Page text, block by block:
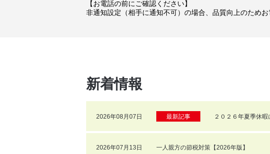
【お電話の前にご確認ください】
非通知設定（相手に通知不可）の場合、品質向上のため
新着情報
2026年08月07日 最新記事 ２０２６年夏季休暇
2026年07月13日 一人親方の節税対策【2026年版】